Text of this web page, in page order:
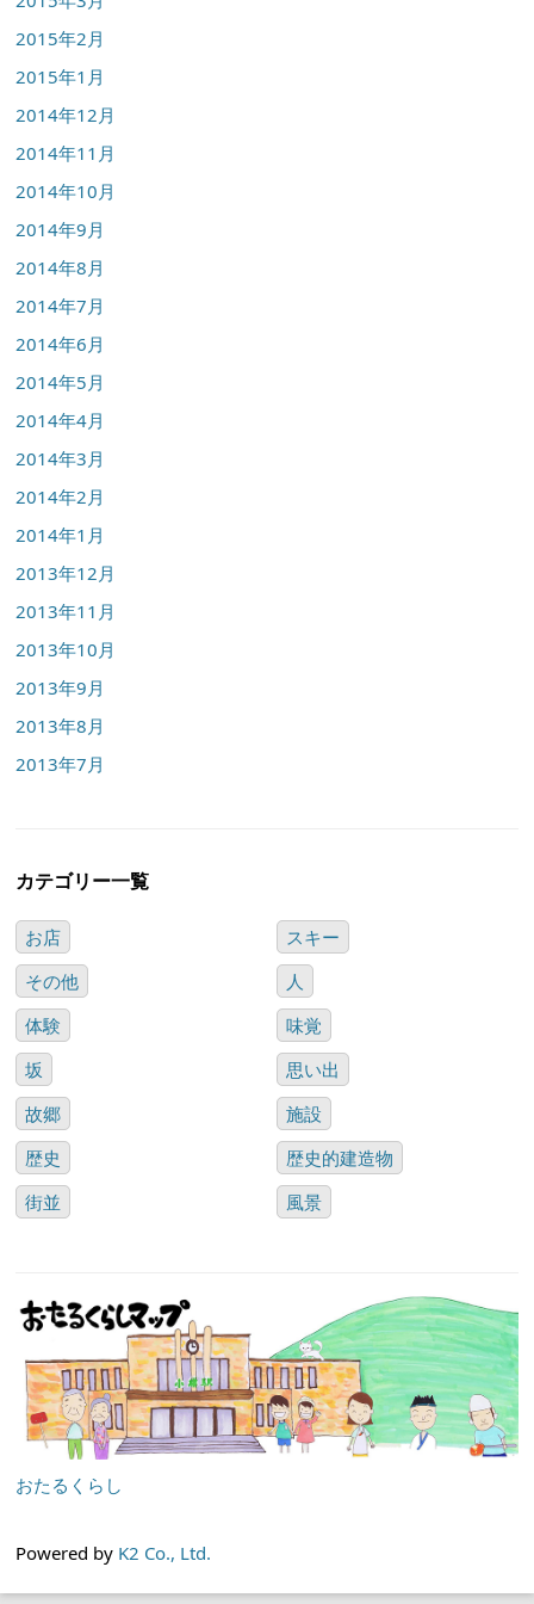
2015年2月
2015年1月
2014年12月
2014年11月
2014年10月
2014年9月
2014年8月
2014年7月
2014年6月
2014年5月
2014年4月
2014年3月
2014年2月
2014年1月
2013年12月
2013年11月
2013年10月
2013年9月
2013年8月
2013年7月
カテゴリー一覧
お店
スキー
その他
人
体験
味覚
坂
思い出
故郷
施設
歴史
歴史的建造物
街並
風景
おたるくらし
Powered by K2 Co., Ltd.